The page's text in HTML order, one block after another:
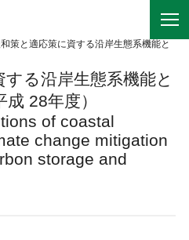
策と適応策に資する沿岸生態系機能と
る沿岸生態系機能と
28年度）
of coastal
change mitigation
storage and